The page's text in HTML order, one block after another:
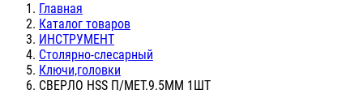
Главная
Каталог товаров
ИНСТРУМЕНТ
Столярно-слесарный
Ключи,головки
СВЕРЛО HSS П/МЕТ.9.5ММ 1ШТ